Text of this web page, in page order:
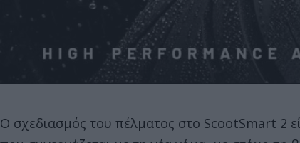
Ο σχεδιασμός του πέλματος στο ScootSmart 2